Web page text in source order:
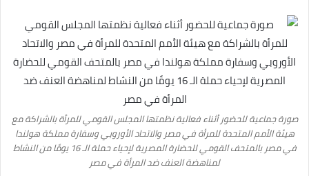
صورة جماعية للحضور أثناء فعالية نظمتها المجلس القومي للمرأة بالشراكة مع
هيئة الأمم المتحدة للمرأة في مصر والاتحاد الأوروبي وسفارة مملكة هولندا
في مصر بالمتحف القومي للحضارة المصرية لإحياء حملة الـ 16 يومًا من النشاط
لمناهضة العنف ضد المرأة في مصر